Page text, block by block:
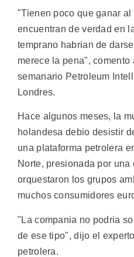
"Tienen poco que ganar
encuentran de verdad en
temprano habrian de
merece la pena", comento
semanario Petroleum
Londres.
Hace algunos meses, la
holandesa debio desistir
una plataforma petrolera
Norte, presionada por
orquestaron los grupos
muchos consumidores
"La compania no podria
de ese tipo", dijo el
petrolera.